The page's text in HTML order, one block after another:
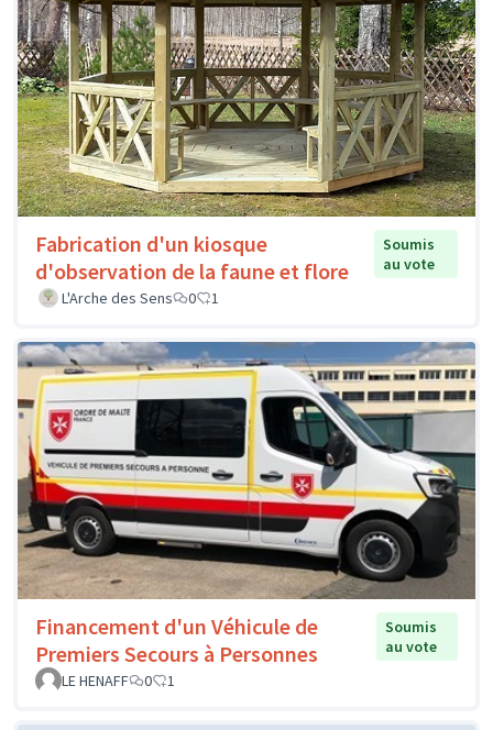
Fabrication d'un kiosque
d'observation de la faune et flore
Soumis
au vote
L'Arche des Sens
0 1
Financement d'un Véhicule de
Premiers Secours à Personnes
Soumis
au vote
LE HENAFF
0 1